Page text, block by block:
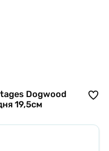
Dogwood
19,5см